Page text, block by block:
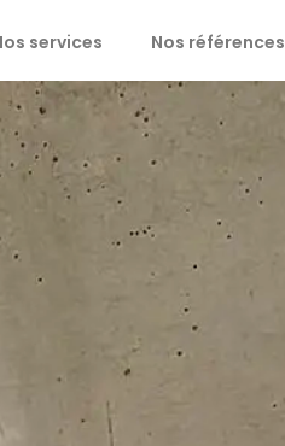
services Nos références